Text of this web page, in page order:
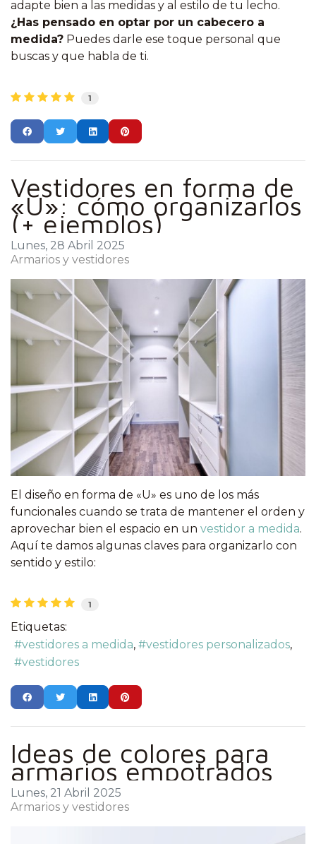
adapte bien a las medidas y al estilo de tu lecho.
¿Has pensado en optar por un cabecero a
medida? Puedes darle ese toque personal que
buscas y que habla de ti.
1
Vestidores en forma de
«U»: cómo organizarlos
(+ ejemplos)
Lunes, 28 Abril 2025
Armarios y vestidores
El diseño en forma de «U» es uno de los más
funcionales cuando se trata de mantener el orden y
aprovechar bien el espacio en un vestidor a medida.
Aquí te damos algunas claves para organizarlo con
sentido y estilo:
1
Etiquetas:
vestidores a medida
vestidores personalizados
vestidores
Ideas de colores para
armarios empotrados
Lunes, 21 Abril 2025
Armarios y vestidores